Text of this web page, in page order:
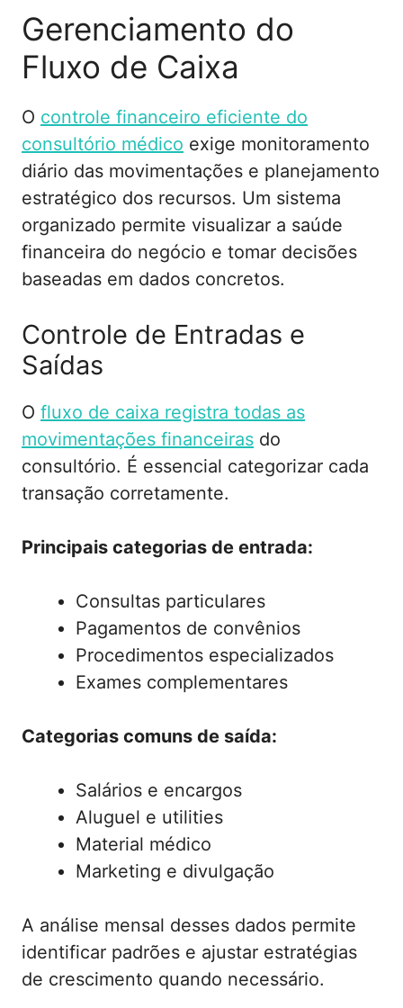
Gerenciamento do
Fluxo de Caixa
O controle financeiro eficiente do
consultório médico exige monitoramento
diário das movimentações e planejamento
estratégico dos recursos. Um sistema
organizado permite visualizar a saúde
financeira do negócio e tomar decisões
baseadas em dados concretos.
Controle de Entradas e
Saídas
O fluxo de caixa registra todas as
movimentações financeiras do
consultório. É essencial categorizar cada
transação corretamente.
Principais categorias de entrada:
Consultas particulares
Pagamentos de convênios
Procedimentos especializados
Exames complementares
Categorias comuns de saída:
Salários e encargos
Aluguel e utilities
Material médico
Marketing e divulgação
A análise mensal desses dados permite
identificar padrões e ajustar estratégias
de crescimento quando necessário.